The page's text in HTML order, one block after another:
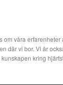
om våra erfarenheter
där vi bor. Vi är
kunskapen kring